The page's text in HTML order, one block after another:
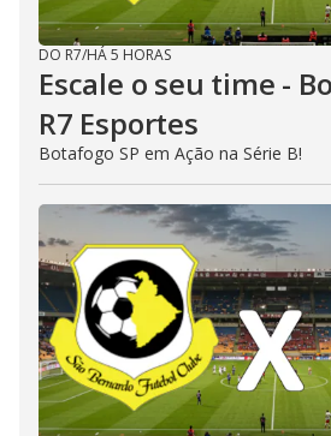
DO R7/HÁ 5 HORAS
Escale o seu time -
R7 Esportes
Botafogo SP em Ação na Série B!